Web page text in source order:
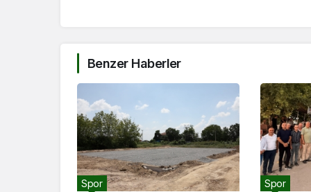
Benzer Haberler
Spor Spor